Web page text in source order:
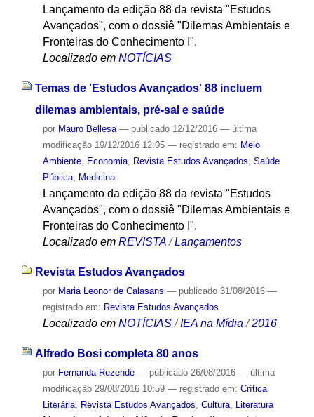
Lançamento da edição 88 da revista "Estudos
Avançados", com o dossiê "Dilemas Ambientais e
Fronteiras do Conhecimento I".
Localizado em NOTÍCIAS
Temas de 'Estudos Avançados' 88 incluem
dilemas ambientais, pré-sal e saúde
por Mauro Bellesa — publicado12/12/2016 — última
modificação19/12/2016 12:05 — registrado em: Meio
Ambiente, Economia, Revista Estudos Avançados, Saúde
Pública, Medicina
Lançamento da edição 88 da revista "Estudos
Avançados", com o dossiê "Dilemas Ambientais e
Fronteiras do Conhecimento I".
Localizado em REVISTA /Lançamentos
Revista Estudos Avançados
por Maria Leonor de Calasans — publicado31/08/2016 —
registrado em: Revista Estudos Avançados
Localizado em NOTÍCIAS /IEA na Mídia /2016
Alfredo Bosi completa 80 anos
por Fernanda Rezende — publicado26/08/2016 — última
modificação29/08/2016 10:59 — registrado em: Crítica
Literária, Revista Estudos Avançados Cultura, Literatura